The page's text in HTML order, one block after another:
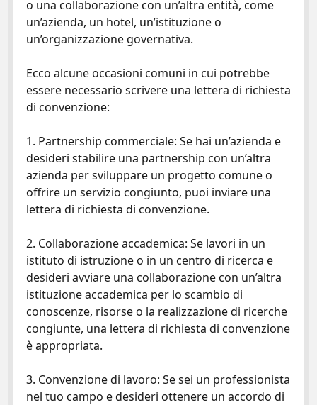
o una collaborazione con un’altra entità, come
un’azienda, un hotel, un’istituzione o
un’organizzazione governativa.
Ecco alcune occasioni comuni in cui potrebbe
essere necessario scrivere una lettera di richiesta
di convenzione:
1. Partnership commerciale: Se hai un’azienda e
desideri stabilire una partnership con un’altra
azienda per sviluppare un progetto comune o
offrire un servizio congiunto, puoi inviare una
lettera di richiesta di convenzione.
2. Collaborazione accademica: Se lavori in un
istituto di istruzione o in un centro di ricerca e
desideri avviare una collaborazione con un’altra
istituzione accademica per lo scambio di
conoscenze, risorse o la realizzazione di ricerche
congiunte, una lettera di richiesta di convenzione
è appropriata.
3. Convenzione di lavoro: Se sei un professionista
nel tuo campo e desideri ottenere un accordo di